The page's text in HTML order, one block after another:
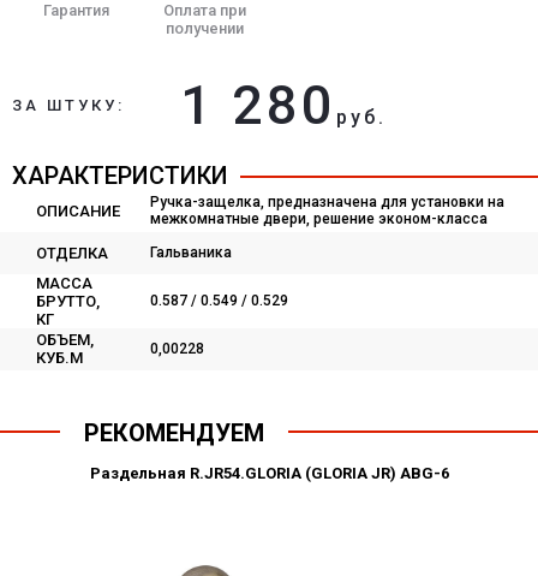
Гарантия
Оплата при
получении
ЗА ШТУКУ: 1 280 руб.
ХАРАКТЕРИСТИКИ
ОПИСАНИЕ
Ручка-защелка, предназначена для установки на
межкомнатные двери, решение эконом-класса
ОТДЕЛКА Гальваника
МАССА
БРУТТО,
КГ
0.587 / 0.549 / 0.529
ОБЪЕМ,
КУБ.М
0,00228
РЕКОМЕНДУЕМ
Раздельная R.JR54.GLORIA (GLORIA JR) ABG-6